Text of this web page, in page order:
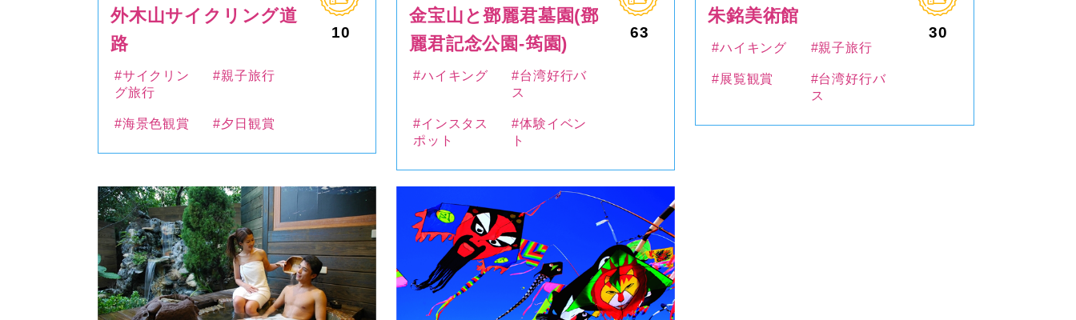
外木山サイクリング道
路
10
#サイクリン
グ旅行
#親子旅行
#海景色観賞 #夕日観賞
金宝山と鄧麗君墓園(鄧
麗君記念公園-筠園)
63
#ハイキング
#台湾好行バ
ス
#インスタス
ポット
#体験イベン
ト
朱銘美術館
30
#ハイキング #親子旅行
#展覧観賞
#台湾好行バ
ス